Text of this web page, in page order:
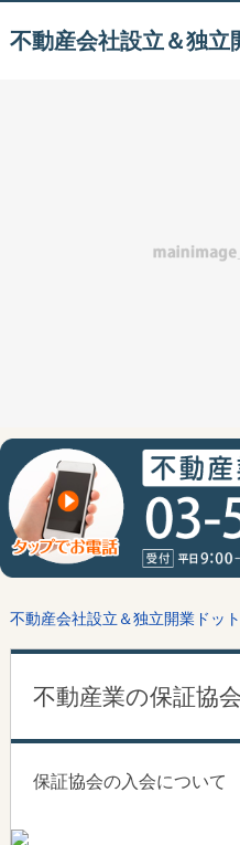
不動産会社設立＆独立
不動産会社設立＆独立開業ドッ
不動産業の保証協
保証協会の入会について